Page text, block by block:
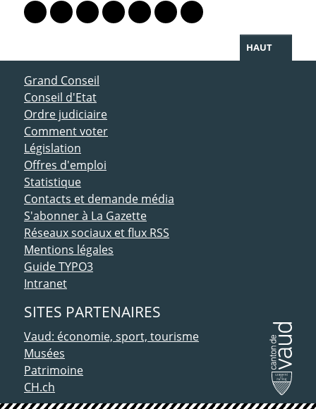
Lien vers le profil Mastodon
Lien vers le profil Bluesky
Lien vers le profil Instagram
Lien vers le profil Linkedin
Lien vers le profil Facebook
Lien vers le profil Twitter
Partager par WhatsApp
HAUT
ACCÈS DIRECT
Grand Conseil
Conseil d'Etat
Ordre judiciaire
Comment voter
Législation
Offres d'emploi
Statistique
Contacts et demande média
S'abonner à La Gazette
Réseaux sociaux et flux RSS
Mentions légales
Guide TYPO3
Intranet
SITES PARTENAIRES
Vaud: économie, sport, tourisme
Musées
Patrimoine
CH.ch